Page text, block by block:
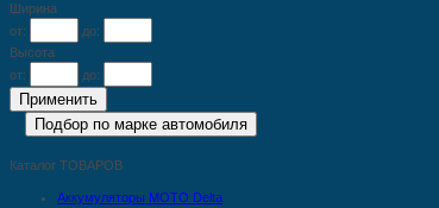
Ширина
от:
до:
Высота
от:
до:
Каталог ТОВАРОВ
Аккумуляторы MOTO Delta